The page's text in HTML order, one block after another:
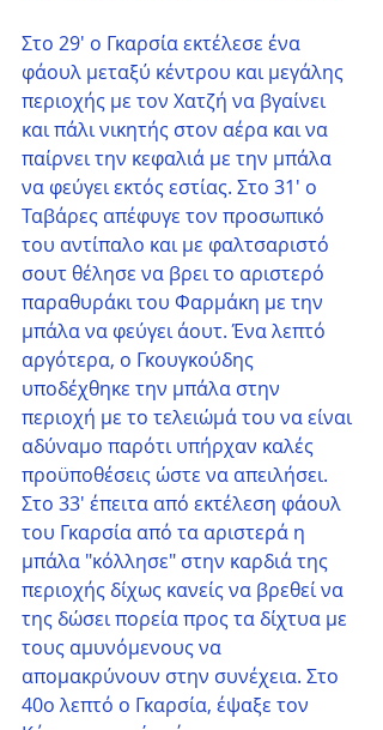
Στο 29' ο Γκαρσία εκτέλεσε ένα
φάουλ μεταξύ κέντρου και μεγάλης
περιοχής με τον Χατζή να βγαίνει
και πάλι νικητής στον αέρα και να
παίρνει την κεφαλιά με την μπάλα
να φεύγει εκτός εστίας. Στο 31' ο
Ταβάρες απέφυγε τον προσωπικό
του αντίπαλο και με φαλτσαριστό
σουτ θέλησε να βρει το αριστερό
παραθυράκι του Φαρμάκη με την
μπάλα να φεύγει άουτ. Ένα λεπτό
αργότερα, ο Γκουγκούδης
υποδέχθηκε την μπάλα στην
περιοχή με το τελειώμά του να είναι
αδύναμο παρότι υπήρχαν καλές
προϋποθέσεις ώστε να απειλήσει.
Στο 33' έπειτα από εκτέλεση φάουλ
του Γκαρσία από τα αριστερά η
μπάλα "κόλλησε" στην καρδιά της
περιοχής δίχως κανείς να βρεθεί να
της δώσει πορεία προς τα δίχτυα με
τους αμυνόμενους να
απομακρύνουν στην συνέχεια. Στο
40ο λεπτό ο Γκαρσία, έψαξε τον